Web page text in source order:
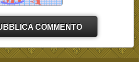
COMMENTO